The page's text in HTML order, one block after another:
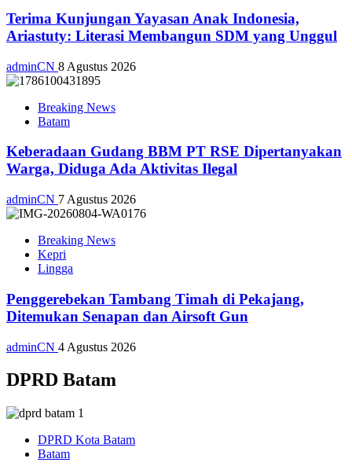
Terima Kunjungan Yayasan Anak Indonesia,
Ariastuty: Literasi Membangun SDM yang Unggul
adminCN 8 Agustus 2026
Breaking News
Batam
Keberadaan Gudang BBM PT RSE Dipertanyakan
Warga, Diduga Ada Aktivitas Ilegal
adminCN 7 Agustus 2026
Breaking News
Kepri
Lingga
Penggerebekan Tambang Timah di Pekajang,
Ditemukan Senapan dan Airsoft Gun
adminCN 4 Agustus 2026
DPRD Batam
DPRD Kota Batam
Batam